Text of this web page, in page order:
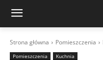
Strona główna Pomieszczenia
Pomieszczenia Kuchnia